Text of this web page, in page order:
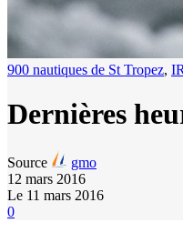
900 nautiques de St Tropez,
Dernières
Source
gmo
12 mars 2016
Le 11 mars 2016
0